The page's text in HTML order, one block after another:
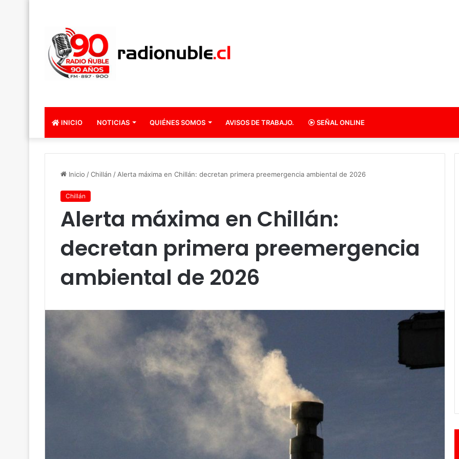
INICIO NOTICIAS QUIÉNES SOMOS AVISOS DE TRABAJO. SEÑAL ONLINE
Inicio /Chillán /Alerta máxima en Chillán: decretan primera preemergencia ambiental de 2026
Chillán
Alerta máxima en Chillán:
decretan primera preemergencia
ambiental de 2026